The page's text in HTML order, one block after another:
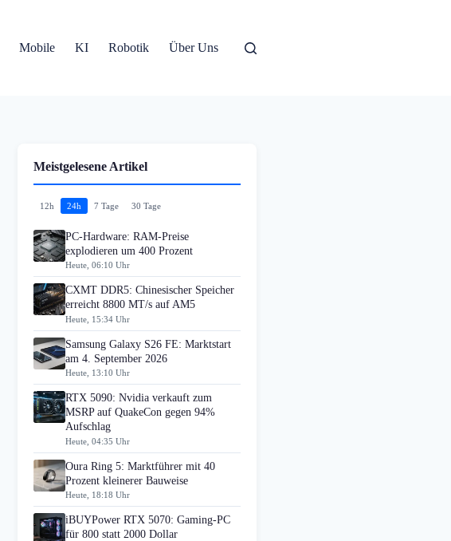
Mobile KI Robotik Über Uns
Meistgelesene Artikel
12h 24h 7 Tage 30 Tage
PC-Hardware: RAM-Preise
explodieren um 400 Prozent
Heute, 06:10 Uhr
CXMT DDR5: Chinesischer Speicher
erreicht 8800 MT/s auf AM5
Heute, 15:34 Uhr
Samsung Galaxy S26 FE: Marktstart
am 4. September 2026
Heute, 13:10 Uhr
RTX 5090: Nvidia verkauft zum
MSRP auf QuakeCon gegen 94%
Aufschlag
Heute, 04:35 Uhr
Oura Ring 5: Marktführer mit 40
Prozent kleinerer Bauweise
Heute, 18:18 Uhr
iBUYPower RTX 5070: Gaming-PC
für 800 statt 2000 Dollar